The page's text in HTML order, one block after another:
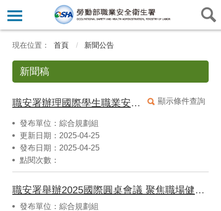
首頁 新聞公告
新聞稿
顯示條件查詢
職安署辦理國際學生職業安全體感訓練，強化職場防災意識
發布單位：綜合規劃組
更新日期：2025-04-25
發布日期：2025-04-25
點閱次數：
職安署舉辦2025國際圓桌會議 聚焦職場健康與安全新挑戰
發布單位：綜合規劃組